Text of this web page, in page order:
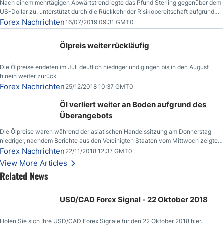
Nach einem mehrtägigen Abwärtstrend legte das Pfund Sterling gegenüber dem
US-Dollar zu, unterstützt durch die Rückkehr der Risikobereitschaft aufgrund
der Nachricht,
Forex Nachrichten16/07/2019 09:31 GMT0
Ölpreis weiter rückläufig
Die Ölpreise endeten im Juli deutlich niedriger und gingen bis in den August
hinein weiter zurück
Forex Nachrichten 25/12/2018 10:37 GMT0
Öl verliert weiter an Boden aufgrund des
Überangebots
Die Ölpreise waren während der asiatischen Handelssitzung am Donnerstag
niedriger, nachdem Berichte aus den Vereinigten Staaten vom Mittwoch zeigten,
dass die US-Rohöllagerbestände den höchsten Stand seit Dezember 2017
erreichten.
Forex Nachrichten 22/11/2018 12:37 GMT0
View More Articles
Related News
USD/CAD Forex Signal - 22 Oktober 2018
Holen Sie sich Ihre USD/CAD Forex Signale für den 22 Oktober 2018 hier.